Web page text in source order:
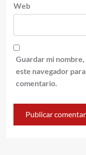
Web
Guardar mi
este navegador
comentario.